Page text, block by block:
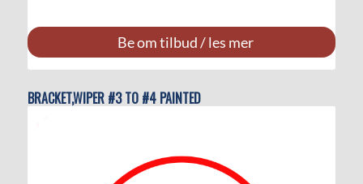
Be om tilbud / les mer
BRACKET,WIPER #3 TO #4 PAINTED